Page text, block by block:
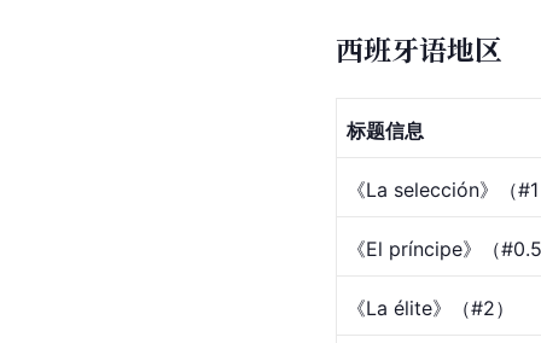
西班牙语地区
标题信息
《La selección》（
《El príncipe》（
《La élite》（#2）